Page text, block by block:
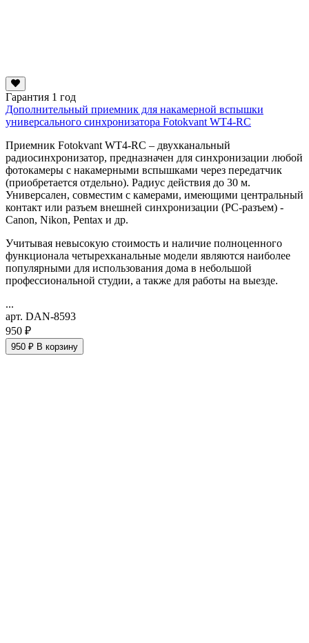
Гарантия 1 год
Дополнительный приемник для накамерной вспышки
универсального синхронизатора Fotokvant WT4-RC
Приемник Fotokvant WT4-RC – двухканальный
радиосинхронизатор, предназначен для синхронизации любой
фотокамеры с накамерными вспышками через передатчик
(приобретается отдельно). Радиус действия до 30 м.
Универсален, совместим с камерами, имеющими центральный
контакт или разъем внешней синхронизации (PC-разъем) -
Canon, Nikon, Pentax и др.
Учитывая невысокую стоимость и наличие полноценного
функционала четырехканальные модели являются наиболее
популярными для использования дома в небольшой
профессиональной студии, а также для работы на выезде.
...
арт. DAN-8593
950 ₽
950 ₽ В корзину